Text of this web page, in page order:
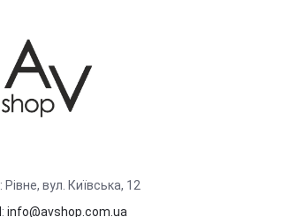
: Рівне, вул. Київська, 12
: info@avshop.com.ua